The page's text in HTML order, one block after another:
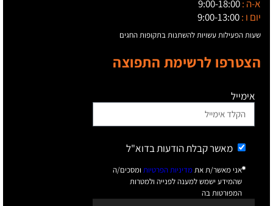
א-ה :9:00-18:00
יום ו :9:00-13:00
שעות הפעילות עשויות להשתנות בתקופות החגים
הצטרפו לרשימת התפוצה
אימייל
מאשר קבלת הודעות בדוא"ל
אני מאשר/ת אתמדיניות הפרטיות ומסכים/ה
שהמידע ישמש למענה לפנייה ולמטרות
המפורטות בה